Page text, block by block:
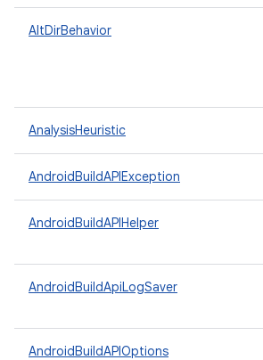
AltDirBehavior
AnalysisHeuristic
AndroidBuildAPIException
AndroidBuildAPIHelper
AndroidBuildApiLogSaver
AndroidBuildAPIOptions